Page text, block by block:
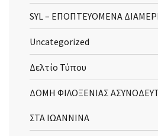
SYL – ΕΠΟΠΤΕΥΟΜΕΝΑ
Uncategorized
Δελτίο Τύπου
ΔΟΜΗ ΦΙΛΟΞΕΝΙΑΣ
ΣΤΑ ΙΩΑΝΝΙΝΑ